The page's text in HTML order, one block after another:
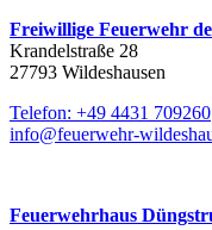
Freiwillige Feuerwehr
Krandelstraße 28
27793 Wildeshausen
Telefon: +49 4431 709260
info@feuerwehr-
Feuerwehrhaus